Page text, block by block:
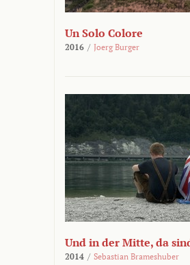
Un Solo Colore
2016 / Joerg Burger
Und in der Mitte, da
2014 / Sebastian Brameshuber